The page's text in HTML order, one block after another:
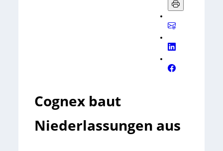
Cognex baut
Niederlassungen aus